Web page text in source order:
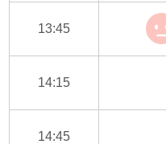
13:45
14:15
14:45